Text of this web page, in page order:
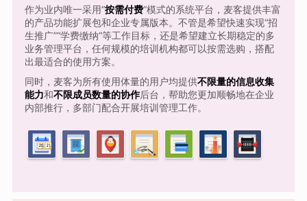
作为业内唯一采用“按需付费”模式的系统平台，麦客提供丰富
的产品功能扩展包和企业专属版本。不管是希望快速实现“招
生推广”“学费缴纳”等工作目标，还是希望建立长期稳定的多
业务管理平台，任何规模的培训机构都可以按需选购，搭配
出最适合的使用方案。
同时，麦客为所有使用体量的用户均提供不限量的信息收集
能力和不限成员数量的协作后台，帮助您更加顺畅地在企业
内部推行，多部门配合开展培训管理工作。